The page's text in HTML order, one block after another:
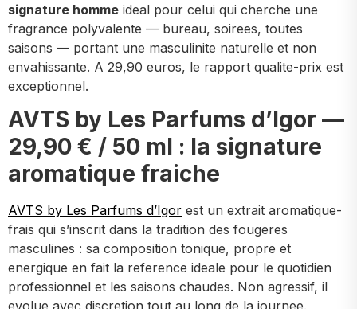
signature homme ideal pour celui qui cherche une
fragrance polyvalente — bureau, soirees, toutes
saisons — portant une masculinite naturelle et non
envahissante. A 29,90 euros, le rapport qualite-prix est
exceptionnel.
AVTS by Les Parfums d’Igor —
29,90 € / 50 ml : la signature
aromatique fraiche
AVTS by Les Parfums d’Igor est un extrait aromatique-
frais qui s’inscrit dans la tradition des fougeres
masculines : sa composition tonique, propre et
energique en fait la reference ideale pour le quotidien
professionnel et les saisons chaudes. Non agressif, il